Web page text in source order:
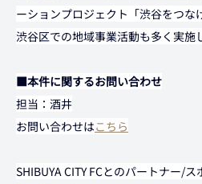
ーションプロジェクト「渋谷をつな
渋谷区での地域事業活動も多く実施
■本件に関するお問い合わせ
担当：酒井
お問い合わせはこちら
SHIBUYA CITY FCとのパートナー/